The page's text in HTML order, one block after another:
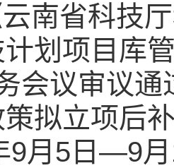
南省科技
划项目库
会议审议
拟立项后
9月5日—9